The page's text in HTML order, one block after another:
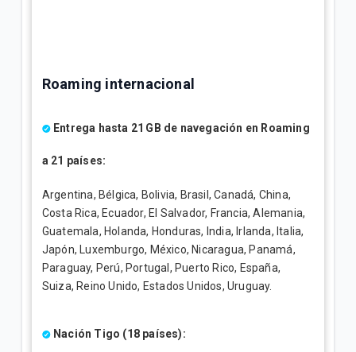
Roaming internacional
Entrega hasta 21 GB de navegación en Roaming
a 21 países:
Argentina, Bélgica, Bolivia, Brasil, Canadá, China,
Costa Rica, Ecuador, El Salvador, Francia, Alemania,
Guatemala, Holanda, Honduras, India, Irlanda, Italia,
Japón, Luxemburgo, México, Nicaragua, Panamá,
Paraguay, Perú, Portugal, Puerto Rico, España,
Suiza, Reino Unido, Estados Unidos, Uruguay.
Nación Tigo (18 países):